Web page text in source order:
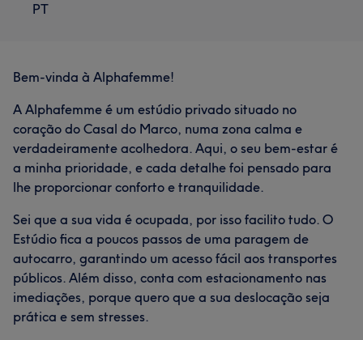
PT
Bem-vinda à Alphafemme!
A Alphafemme é um estúdio privado situado no
coração do Casal do Marco, numa zona calma e
verdadeiramente acolhedora. Aqui, o seu bem-estar é
a minha prioridade, e cada detalhe foi pensado para
lhe proporcionar conforto e tranquilidade.
Sei que a sua vida é ocupada, por isso facilito tudo. O
Estúdio fica a poucos passos de uma paragem de
autocarro, garantindo um acesso fácil aos transportes
públicos. Além disso, conta com estacionamento nas
imediações, porque quero que a sua deslocação seja
prática e sem stresses.